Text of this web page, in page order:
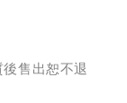
售出恕不退